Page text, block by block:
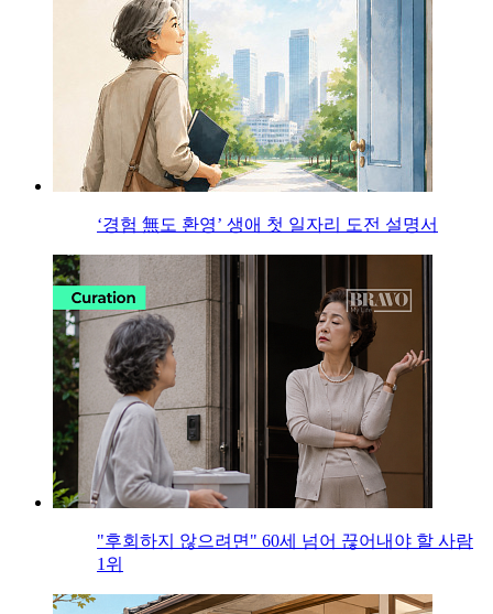
‘경험 無도 환영’ 생애 첫 일자리 도전 설명서
"후회하지 않으려면" 60세 넘어 끊어내야 할 사람
1위